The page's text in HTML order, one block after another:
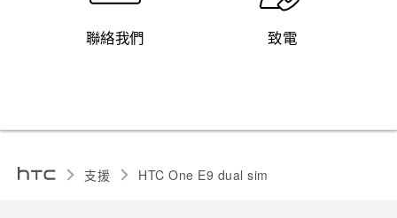
聯絡我們 致電
支援 HTC One E9 dual sim‎